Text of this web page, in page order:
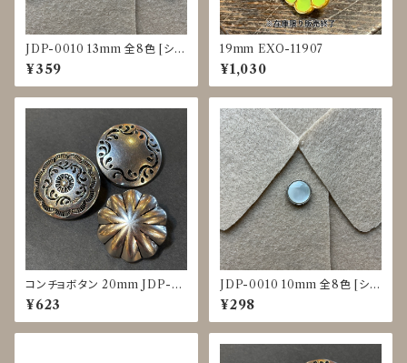
JDP-0010 13mm 全8色 [シェ
ル調][裏足ボタン][ブラウス]
¥359
19mm EXO-11907
¥1,030
コンチョボタン 20mm JDP-0
016
¥623
JDP-0010 10mm 全8色 [シェ
ル調][裏足ボタン][ブラウス]
¥298